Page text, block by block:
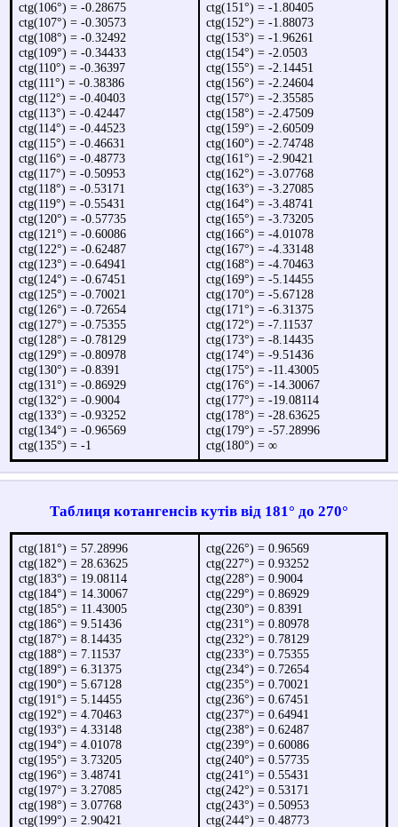
ctg(106°) = -0.28675
ctg(107°) = -0.30573
ctg(108°) = -0.32492
ctg(109°) = -0.34433
ctg(110°) = -0.36397
ctg(111°) = -0.38386
ctg(112°) = -0.40403
ctg(113°) = -0.42447
ctg(114°) = -0.44523
ctg(115°) = -0.46631
ctg(116°) = -0.48773
ctg(117°) = -0.50953
ctg(118°) = -0.53171
ctg(119°) = -0.55431
ctg(120°) = -0.57735
ctg(121°) = -0.60086
ctg(122°) = -0.62487
ctg(123°) = -0.64941
ctg(124°) = -0.67451
ctg(125°) = -0.70021
ctg(126°) = -0.72654
ctg(127°) = -0.75355
ctg(128°) = -0.78129
ctg(129°) = -0.80978
ctg(130°) = -0.8391
ctg(131°) = -0.86929
ctg(132°) = -0.9004
ctg(133°) = -0.93252
ctg(134°) = -0.96569
ctg(135°) = -1
ctg(151°) = -1.80405
ctg(152°) = -1.88073
ctg(153°) = -1.96261
ctg(154°) = -2.0503
ctg(155°) = -2.14451
ctg(156°) = -2.24604
ctg(157°) = -2.35585
ctg(158°) = -2.47509
ctg(159°) = -2.60509
ctg(160°) = -2.74748
ctg(161°) = -2.90421
ctg(162°) = -3.07768
ctg(163°) = -3.27085
ctg(164°) = -3.48741
ctg(165°) = -3.73205
ctg(166°) = -4.01078
ctg(167°) = -4.33148
ctg(168°) = -4.70463
ctg(169°) = -5.14455
ctg(170°) = -5.67128
ctg(171°) = -6.31375
ctg(172°) = -7.11537
ctg(173°) = -8.14435
ctg(174°) = -9.51436
ctg(175°) = -11.43005
ctg(176°) = -14.30067
ctg(177°) = -19.08114
ctg(178°) = -28.63625
ctg(179°) = -57.28996
ctg(180°) = ∞
Таблиця котангенсів кутів від 181° до 270°
ctg(181°) = 57.28996
ctg(182°) = 28.63625
ctg(183°) = 19.08114
ctg(184°) = 14.30067
ctg(185°) = 11.43005
ctg(186°) = 9.51436
ctg(187°) = 8.14435
ctg(188°) = 7.11537
ctg(189°) = 6.31375
ctg(190°) = 5.67128
ctg(191°) = 5.14455
ctg(192°) = 4.70463
ctg(193°) = 4.33148
ctg(194°) = 4.01078
ctg(195°) = 3.73205
ctg(196°) = 3.48741
ctg(197°) = 3.27085
ctg(198°) = 3.07768
ctg(199°) = 2.90421
ctg(226°) = 0.96569
ctg(227°) = 0.93252
ctg(228°) = 0.9004
ctg(229°) = 0.86929
ctg(230°) = 0.8391
ctg(231°) = 0.80978
ctg(232°) = 0.78129
ctg(233°) = 0.75355
ctg(234°) = 0.72654
ctg(235°) = 0.70021
ctg(236°) = 0.67451
ctg(237°) = 0.64941
ctg(238°) = 0.62487
ctg(239°) = 0.60086
ctg(240°) = 0.57735
ctg(241°) = 0.55431
ctg(242°) = 0.53171
ctg(243°) = 0.50953
ctg(244°) = 0.48773